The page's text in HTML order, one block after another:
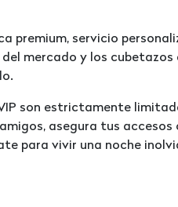
premium, servicio
mercado y los cubetazos
son estrictamente
asegura tus accesos
para vivir una noche